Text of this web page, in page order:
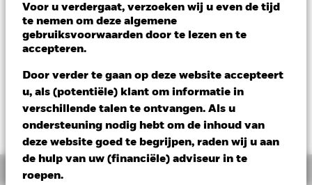
Voor u verdergaat, verzoeken wij u even de tijd
te nemen om deze algemene
gebruiksvoorwaarden door te lezen en te
accepteren.
Door verder te gaan op deze website accepteert
u, als (potentiële) klant om informatie in
verschillende talen te ontvangen. Als u
ondersteuning nodig hebt om de inhoud van
deze website goed te begrijpen, raden wij u aan
de hulp van uw (financiële) adviseur in te
roepen.
NAV per 06/aug/2026
USD 115,28
Variatie 52wk: 74,09 - 153,55
USD 1,57 (1,38%)
Overzicht